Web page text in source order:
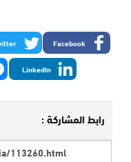
Facebook
LinkedIn
رابط المشاركة :